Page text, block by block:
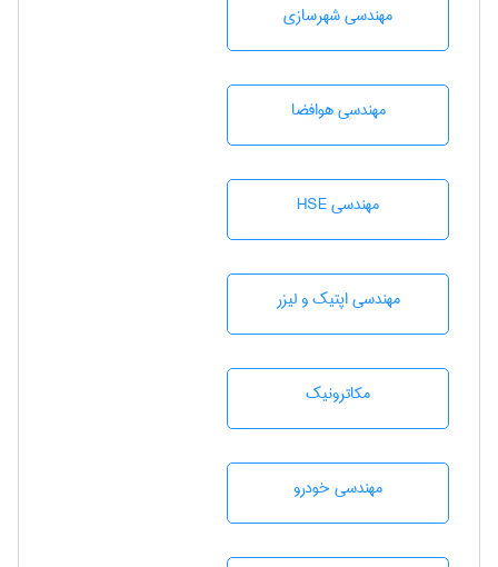
مهندسی شهرسازی
مهندسی هوافضا
مهندسی HSE
مهندسی اپتیک و لیزر
مکاترونیک
مهندسی خودرو